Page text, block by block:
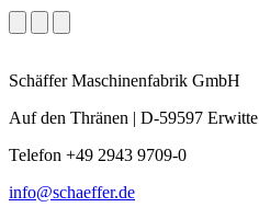
Schäffer Maschinenfabrik GmbH
Auf den Thränen | D-59597 Erwitte
Telefon +49 2943 9709-0
info@schaeffer.de